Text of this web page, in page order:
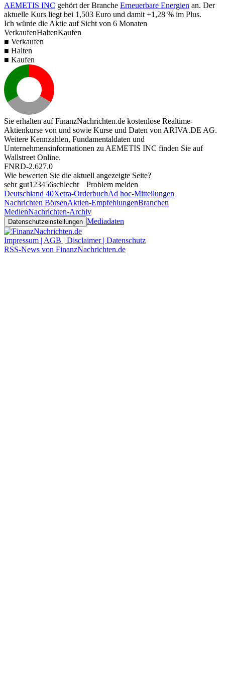
AEMETIS INC gehört der Branche Erneuerbare Energien an. Der
aktuelle Kurs liegt bei 1,503 Euro und damit +1,28 % im Plus.
Ich würde die Aktie auf Sicht von 6 Monaten
VerkaufenHaltenKaufen
■ Verkaufen
■ Halten
■ Kaufen
Sie erhalten auf FinanzNachrichten.de kostenlose Realtime-
Aktienkurse von und sowie Kurse und Daten von ARIVA.DE AG.
Weitere Kennzahlen, Fundamentaldaten und
Unternehmensinformationen zu AEMETIS INC finden Sie auf
Wallstreet Online.
FNRD-2.627.0
Wie bewerten Sie die aktuell angezeigte Seite?
sehr gut1 23456schlecht
Problem melden
Deutschland 40Xetra-OrderbuchAd hoc-Mitteilungen
Nachrichten BörsenAktien-EmpfehlungenBranchen
MedienNachrichten-Archiv
Datenschutzeinstellungen Mediadaten
Impressum | AGB | Disclaimer | Datenschutz
RSS-News von FinanzNachrichten.de